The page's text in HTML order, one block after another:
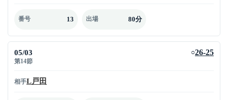
番号 13 出場 80分
05/03
第14節
○26-25
相手L戸田